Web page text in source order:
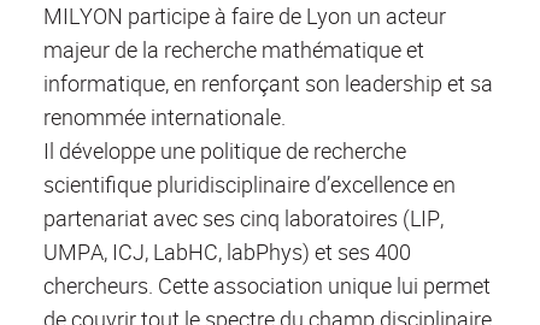
MILYON participe à faire de Lyon un acteur
majeur de la recherche mathématique et
informatique, en renforçant son leadership et sa
renommée internationale.
Il développe une politique de recherche
scientifique pluridisciplinaire d’excellence en
partenariat avec ses cinq laboratoires (LIP,
UMPA, ICJ, LabHC, labPhys) et ses 400
chercheurs. Cette association unique lui permet
de couvrir tout le spectre du champ disciplinaire